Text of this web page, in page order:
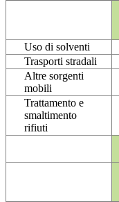
Uso di solventi
Trasporti stradali
Altre sorgenti
mobili
Trattamento e
smaltimento
rifiuti